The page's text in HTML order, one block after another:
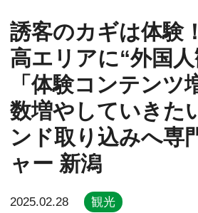
誘客のカギは体験
高エリアに“外国人
「体験コンテンツ
数増やしていきた
ンド取り込みへ専
ャー 新潟
2025.02.28 観光